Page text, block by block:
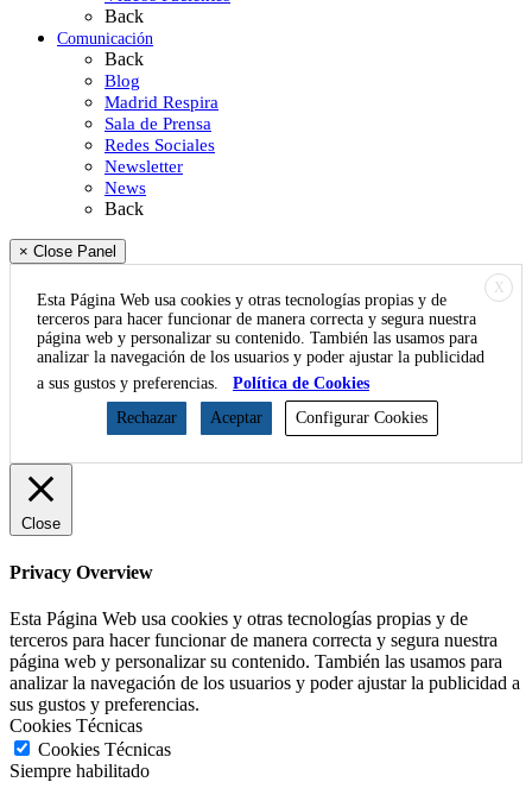
Back
Comunicación
Back
Blog
Madrid Respira
Sala de Prensa
Redes Sociales
Newsletter
News
Back
× Close Panel
X
Esta Página Web usa cookies y otras tecnologías propias y de
terceros para hacer funcionar de manera correcta y segura nuestra
página web y personalizar su contenido. También las usamos para
analizar la navegación de los usuarios y poder ajustar la publicidad
a sus gustos y preferencias.
Política de Cookies
Rechazar
Aceptar Configurar Cookies
Close
Privacy Overview
Esta Página Web usa cookies y otras tecnologías propias y de
terceros para hacer funcionar de manera correcta y segura nuestra
página web y personalizar su contenido. También las usamos para
analizar la navegación de los usuarios y poder ajustar la publicidad a
sus gustos y preferencias.
Cookies Técnicas
Cookies Técnicas
Siempre habilitado